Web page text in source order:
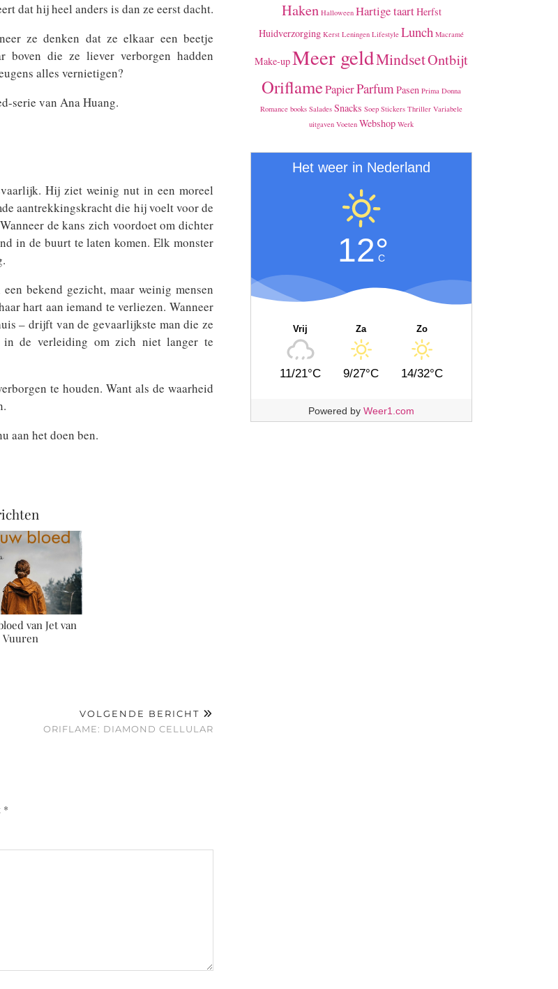
dat hij heel anders is dan ze eerst dacht.
ze denken dat ze elkaar een beetje
die ze liever verborgen hadden
alles vernietigen?
serie van Ana Huang.
Hij ziet weinig nut in een moreel
aantrekkingskracht die hij voelt voor de
de kans zich voordoet om dichter
in de buurt te laten komen. Elk monster
bekend gezicht, maar weinig mensen
hart aan iemand te verliezen. Wanneer
– drijft van de gevaarlijkste man die ze
de verleiding om zich niet langer te
te houden. Want als de waarheid
aan het doen ben.
van Jet van
Vuuren
VOLGENDE BERICHT
ORIFLAME: DIAMOND CELLULAR
*
Haken Halloween Hartige taartHerfst
Huidverzorging Kerst Leningen Lifestyle Lunch Macramé
Make-upMeer geldMindsetOntbijt
OriflamePapierParfumPasen Prima Donna
Romance books Salades Snacks Soep Stickers Thriller Variabele
uitgaven Voeten Webshop Werk
Het weer in Nederland
12°
C
Vrij
11/21°C
Za
9/27°C
Zo
14/32°C
Powered by Weer1.com